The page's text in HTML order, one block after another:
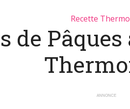
Recette
de
ANNONCE